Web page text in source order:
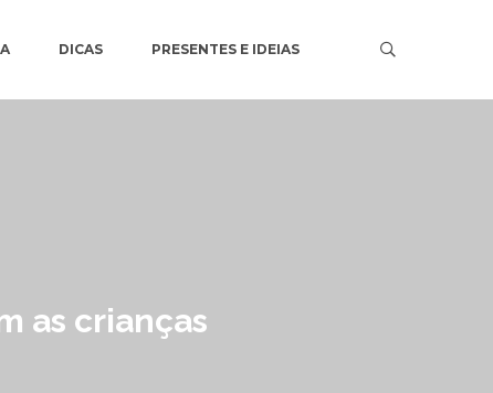
DICAS PRESENTES E IDEIAS
as crianças